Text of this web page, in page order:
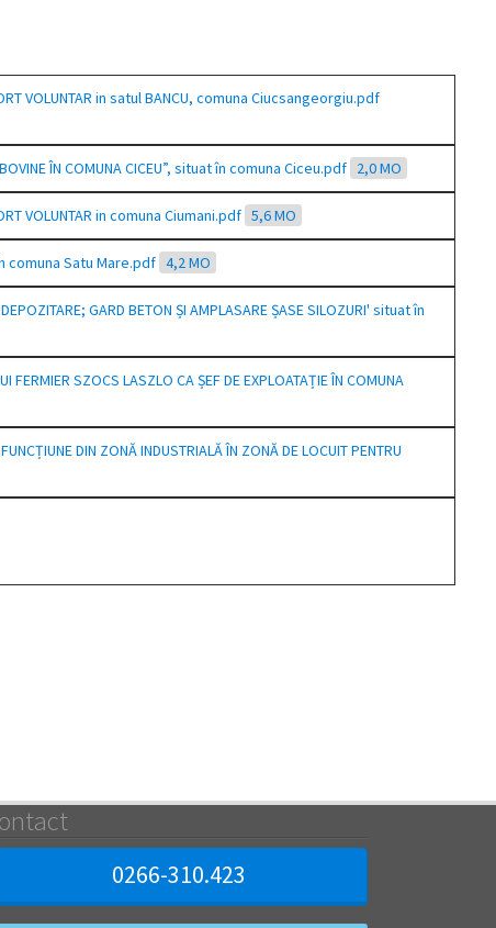
VOLUNTAR in satul BANCU, comuna Ciucsangeorgiu.pdf
ÎN COMUNA CICEU”, situat în comuna Ciceu.pdf 2,0 MO
VOLUNTAR in comuna Ciumani.pdf 5,6 MO
comuna Satu Mare.pdf 4,2 MO
GARD BETON ȘI AMPLASARE ȘASE SILOZURI' situat în
SZOCS LASZLO CA ȘEF DE EXPLOATAȚIE ÎN COMUNA
DIN ZONĂ INDUSTRIALĂ ÎN ZONĂ DE LOCUIT PENTRU
0266-310.423